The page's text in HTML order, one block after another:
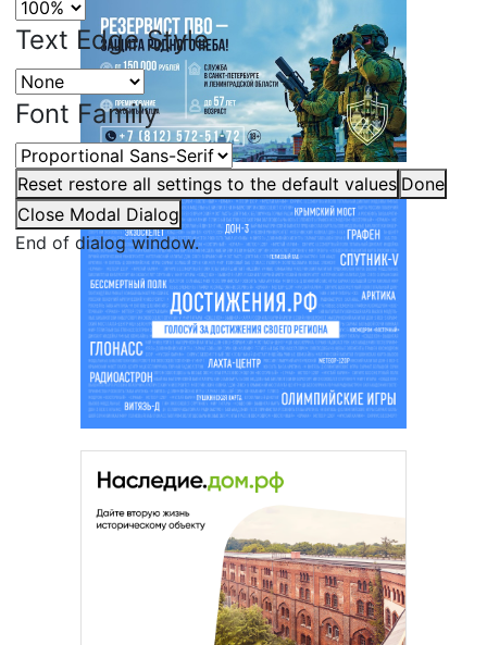
Text Edge Style
Font Family
Reset restore all settings to the default values Done
Close Modal Dialog
End of dialog window.